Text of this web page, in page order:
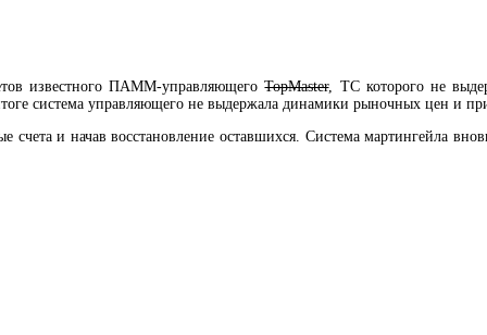
известного ПАММ-управляющегоTopMaster, ТС которого не
система управляющего не выдержала динамики рыночных цен и
и начав восстановление оставшихся. Система мартингейла